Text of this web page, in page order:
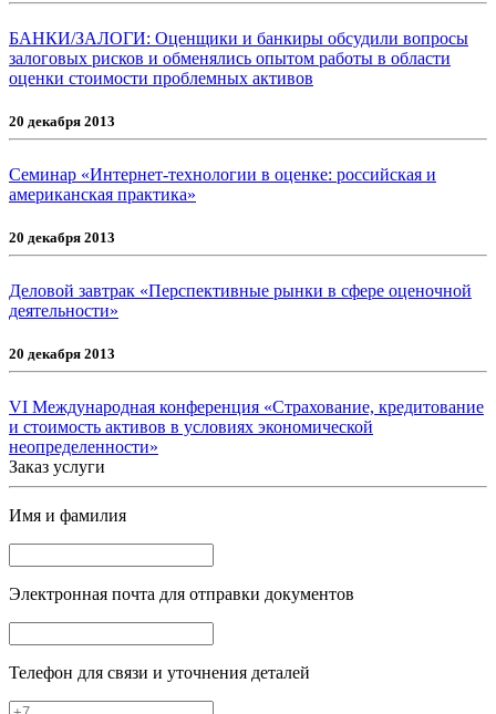
БАНКИ/ЗАЛОГИ: Оценщики и банкиры обсудили вопросы
залоговых рисков и обменялись опытом работы в области
оценки стоимости проблемных активов
20 декабря 2013
Семинар «Интернет-технологии в оценке: российская и
американская практика»
20 декабря 2013
Деловой завтрак «Перспективные рынки в сфере оценочной
деятельности»
20 декабря 2013
VI Международная конференция «Страхование, кредитование
и стоимость активов в условиях экономической
неопределенности»
Заказ услуги
Имя и фамилия
Электронная почта для отправки документов
Телефон для связи и уточнения деталей